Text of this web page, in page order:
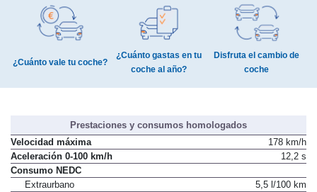
¿Cuánto vale tu coche?
¿Cuánto gastas en tu
coche al año?
Disfruta el cambio de
coche
Prestaciones y consumos homologados
Velocidad máxima
178 km/h
Aceleración 0-100 km/h
12,2 s
Consumo NEDC
Extraurbano
5,5 l/100 km